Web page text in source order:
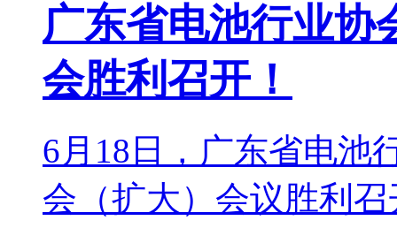
广东省电池行业协
会胜利召开！
6月18日，广东省电池
会（扩大）会议胜利